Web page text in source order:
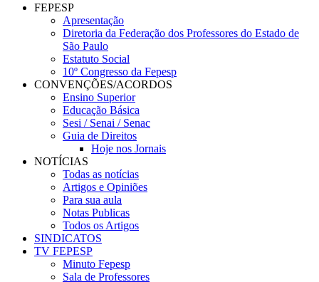
FEPESP
Apresentação
Diretoria da Federação dos Professores do Estado de
São Paulo
Estatuto Social
10º Congresso da Fepesp
CONVENÇÕES/ACORDOS
Ensino Superior
Educação Básica
Sesi / Senai / Senac
Guia de Direitos
Hoje nos Jornais
NOTÍCIAS
Todas as notícias
Artigos e Opiniões
Para sua aula
Notas Publicas
Todos os Artigos
SINDICATOS
TV FEPESP
Minuto Fepesp
Sala de Professores